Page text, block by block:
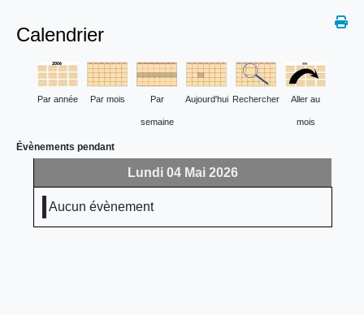
Calendrier
Par année Par mois Par
semaine
Aujourd'hui Rechercher Aller au
mois
Évènements pendant
Lundi 04 Mai 2026
Aucun évènement